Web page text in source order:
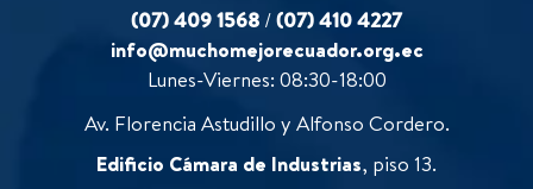
(07) 409 1568 /(07) 410 4227
info@muchomejorecuador.org.ec
Lunes-Viernes: 08:30-18:00
Av. Florencia Astudillo y Alfonso Cordero.
Edificio Cámara de Industrias, piso 13.